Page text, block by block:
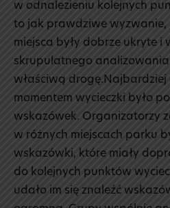
w odnalezieniu kolejnych
to jak prawdziwe wyzwanie,
miejsca były dobrze ukryte i
skrupulatnego
właściwą drogę.Najbardziej
momentem wycieczki było
wskazówek. Organizatorzy
w różnych miejscach parku
wskazówki, które miały
do kolejnych punktów
udało im się znaleźć